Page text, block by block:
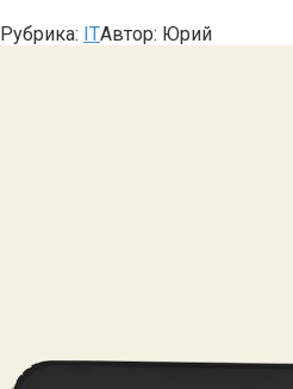
Рубрика: ITАвтор: Юрий